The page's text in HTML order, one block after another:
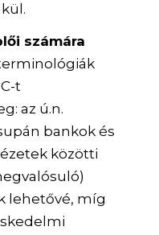
számára
t
az ú.n.
bankok és
közötti
lehetővé, míg